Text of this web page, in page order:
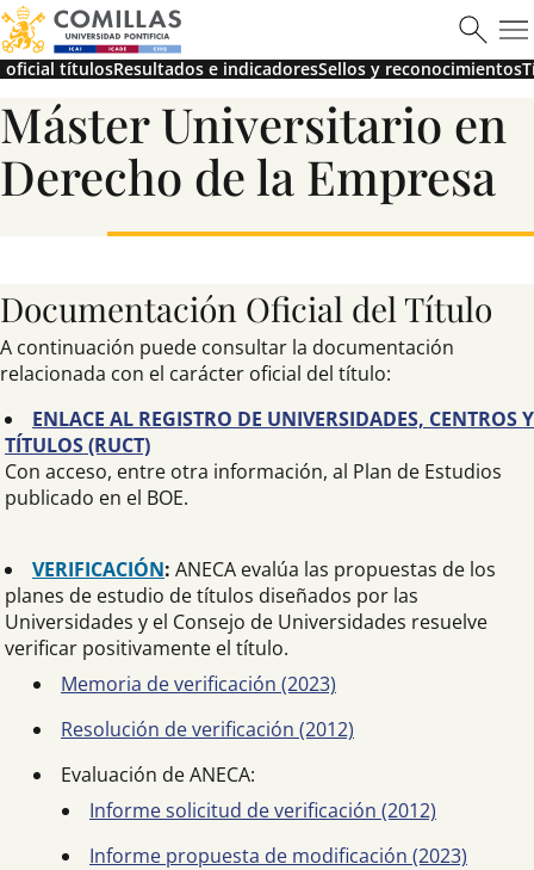
Máster en Ciberseguridad
Saber más
oficial títulosResultados e indicadoresSellos y reconocimientos
Máster Universitario en
Derecho de la Empresa
Documentación Oficial del Título
A continuación puede consultar la documentación
relacionada con el carácter oficial del título:
ENLACE AL REGISTRO DE UNIVERSIDADES, CENTROS Y
TÍTULOS (RUCT)
Con acceso, entre otra información, al Plan de Estudios
publicado en el BOE.
VERIFICACIÓN: ANECA evalúa las propuestas de los
planes de estudio de títulos diseñados por las
Universidades y el Consejo de Universidades resuelve
verificar positivamente el título.
Memoria de verificación (2023)
Resolución de verificación (2012)
Evaluación de ANECA:
Informe solicitud de verificación (2012)
Informe propuesta de modificación (2023)